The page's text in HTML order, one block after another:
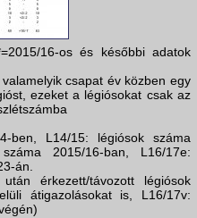
16-os és későbbi adatok
csapat év közben egy
ezeket a légiósokat csak az
ben, L14/15: légiósok száma
2015/16-ban, L16/17e:
án.
érkezett/távozott légiósok
átigazolásokat is, L16/17v: